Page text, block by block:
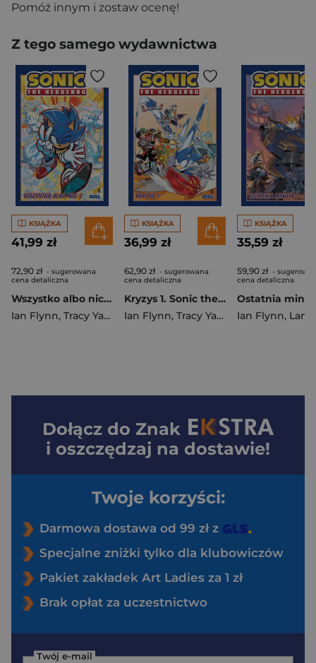
Pomóż innym i zostaw ocenę!
Z tego samego wydawnictwa
KSIĄŻKA
41,99 zł
72,90 zł - sugerowana
cena detaliczna
Wszystko albo nic 2. Sonic the Hedgehog. Tom 14 wyd. 2
Ian Flynn, Tracy Yardley ,Adam Bryce Thomas
KSIĄŻKA
36,99 zł
62,90 zł - sugerowana
cena detaliczna
Kryzys 1. Sonic the Hedgehog. Tom 9 wyd. 2
Ian Flynn, Tracy Yardley ,Jack
KSIĄŻKA
35,59 zł
59,90 zł -
cena detaliczna
Ian Flynn, Lamar
Dołącz do Znak
i oszczędzaj na dostawie!
Twoje korzyści:
Darmowa dostawa od 99 zł z
Specjalne zniżki tylko dla klubowiczów
Pakiet zakładek Art Ladies za 1 zł
Brak opłat za uczestnictwo
Twój e-mail